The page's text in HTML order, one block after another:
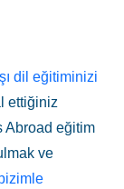
dil eğitiminizi
ettiğiniz
Abroad eğitim
ve
bizimle